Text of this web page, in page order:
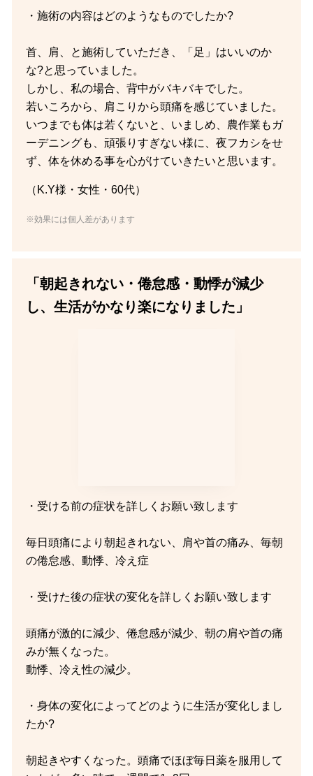
・施術の内容はどのようなものでしたか?
首、肩、と施術していただき、「足」はいいのか
な?と思っていました。
しかし、私の場合、背中がバキバキでした。
若いころから、肩こりから頭痛を感じていました。
いつまでも体は若くないと、いましめ、農作業もガ
ーデニングも、頑張りすぎない様に、夜フカシをせ
ず、体を休める事を心がけていきたいと思います。
（K.Y様・女性・60代）
※効果には個人差があります
「朝起きれない・倦怠感・動悸が減少
し、生活がかなり楽になりました」
・受ける前の症状を詳しくお願い致します
毎日頭痛により朝起きれない、肩や首の痛み、毎朝
の倦怠感、動悸、冷え症
・受けた後の症状の変化を詳しくお願い致します
頭痛が激的に減少、倦怠感が減少、朝の肩や首の痛
みが無くなった。
動悸、冷え性の減少。
・身体の変化によってどのように生活が変化しまし
たか?
朝起きやすくなった。頭痛でほぼ毎日薬を服用して